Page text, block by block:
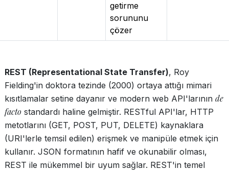
getirme
sorununu
çözer
REST (Representational State Transfer), Roy
Fielding'in doktora tezinde (2000) ortaya attığı mimari
kısıtlamalar setine dayanır ve modern web API'larının de
facto standardı haline gelmiştir. RESTful API'lar, HTTP
metotlarını (GET, POST, PUT, DELETE) kaynaklara
(URI'lerle temsil edilen) erişmek ve manipüle etmek için
kullanır. JSON formatının hafif ve okunabilir olması,
REST ile mükemmel bir uyum sağlar. REST'in temel